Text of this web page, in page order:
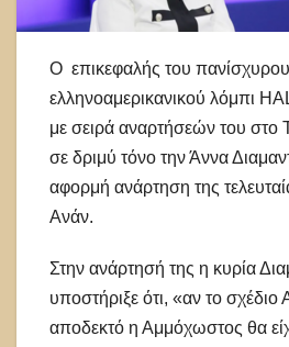
Ο επικεφαλής του πανίσχυρου
ελληνοαμερικανικού λόμπι
με σειρά αναρτήσεών του στο
σε δριμύ τόνο την Άννα
αφορμή ανάρτηση της
Ανάν.
Στην ανάρτησή της η κυρία
υποστήριξε ότι, «αν το σχέδιο
αποδεκτό η Αμμόχωστος θα